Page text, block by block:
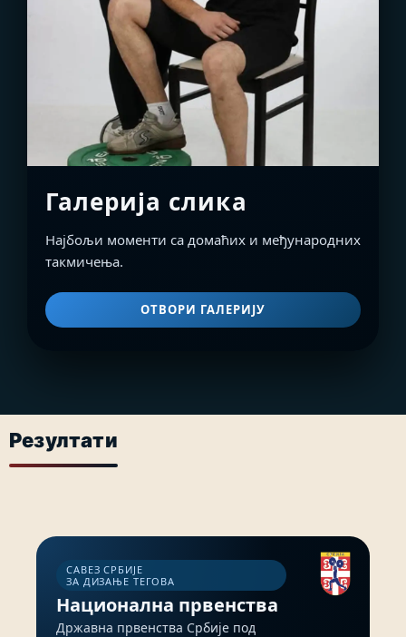
Галерија слика
Најбољи моменти са домаћих и међународних
такмичења.
ОТВОРИ ГАЛЕРИЈУ
Резултати
САВЕЗ СРБИЈЕ
ЗА ДИЗАЊЕ ТЕГОВА
Национална првенства
Државна првенства Србије под